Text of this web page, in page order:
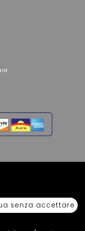
01222400598 • N° REA LT -
senza accettare